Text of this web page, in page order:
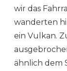
wir das
wanderten
ein Vulkan.
ähnlich dem